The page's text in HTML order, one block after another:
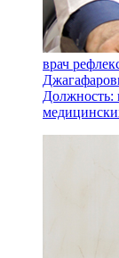
врач
Должность: